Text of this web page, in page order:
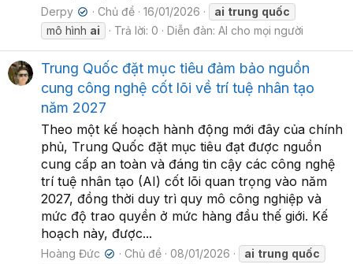
Derpy ✔ Chủ đề 16/01/2026 ai trung quốc
mô hình ai Trả lời: 0 Diễn đàn: AI cho mọi người
Trung Quốc đặt mục tiêu đảm bảo nguồn
cung công nghệ cốt lõi về trí tuệ nhân tạo
năm 2027
Theo một kế hoạch hành động mới đây của chính
phủ, Trung Quốc đặt mục tiêu đạt được nguồn
cung cấp an toàn và đáng tin cậy các công nghệ
trí tuệ nhân tạo (AI) cốt lõi quan trọng vào năm
2027, đồng thời duy trì quy mô công nghiệp và
mức độ trao quyền ở mức hàng đầu thế giới. Kế
hoạch này, được...
Hoàng Đức ✔ Chủ đề 08/01/2026 ai trung quốc